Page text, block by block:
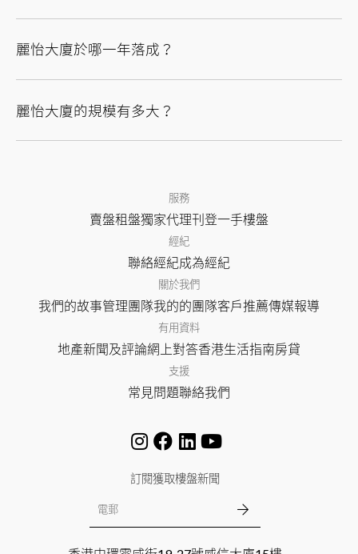
麗怡大廈於哪一年落成？
麗怡大廈的規模有多大？
服務
賣盤租盤獨家代理刊登一手樓盤
經紀
聯絡經紀成為經紀
關於我們
我們的故事管理團隊我的的團隊客戶推薦傳媒報導
有用資料
地產新聞及評論網上對答香港生活指南房貸
支援
常見問題聯絡我們
訂閱獲取樓盤新聞